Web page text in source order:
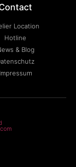
Location
Hotline
& Blog
Impressum